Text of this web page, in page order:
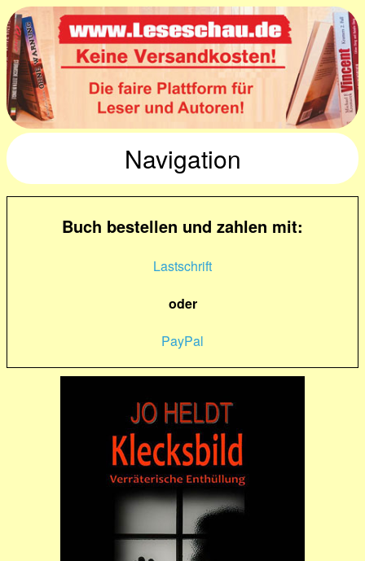
Navigation
Buch bestellen und zahlen mit:
Lastschrift
oder
PayPal